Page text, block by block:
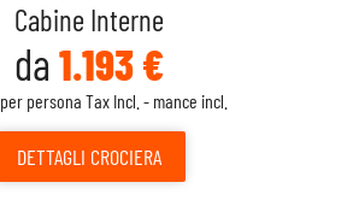
Cabine Interne
da 1.193 €
persona Tax Incl. - mance incl.
DETTAGLI CROCIERA